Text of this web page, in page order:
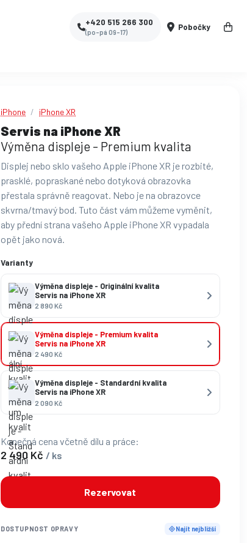
+420 515 266 300
(po-pá 09-17)
Pobočky
iPhone iPhone XR
Servis na iPhone XR
Výměna displeje - Premium kvalita
Displej nebo sklo vašeho Apple iPhone XR je rozbité,
prasklé, popraskané nebo dotyková obrazovka
přestala správně reagovat. Nebo je na obrazovce
skvrna/tmavý bod. Tuto část vám můžeme vyměnit,
aby přední strana vašeho Apple iPhone XR vypadala
opět jako nová.
Varianty
Výměna displeje - Originální kvalita
Servis na iPhone XR
2 890 Kč
Výměna displeje - Premium kvalita
Servis na iPhone XR
2 490 Kč
Výměna displeje - Standardní kvalita
Servis na iPhone XR
2 090 Kč
Konečná cena včetně dílu a práce:
2 490 Kč / ks
Rezervovat
DOSTUPNOST OPRAVY Najít nejbližší